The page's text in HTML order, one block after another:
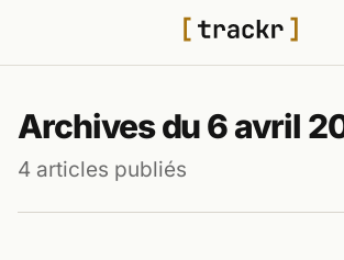
Archives du 6 avril
4 articles publiés